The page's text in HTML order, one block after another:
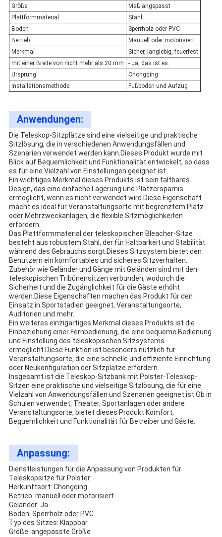
Größe
Maß angepasst
Plattformmaterial
Stahl
Boden
Sperrholz oder PVC
Betrieb
Manuell oder motorisiert
Merkmal
Sicher, langlebig, feuerfest
mit einer Breite von nicht mehr als 20 mm
- Ja, das ist es.
Ursprung
Chongqing
Installationsmethode
Fußboden und Aufzug
Anwendungen:
Die Teleskop-Sitzplätze sind eine vielseitige und praktische
Sitzlösung, die in verschiedenen Anwendungsfällen und
Szenarien verwendet werden kann.Dieses Produkt wurde mit
Blick auf Bequemlichkeit und Funktionalität entwickelt, so dass
es für eine Vielzahl von Einstellungen geeignet ist.
Ein wichtiges Merkmal dieses Produkts ist sein faltbares
Design, das eine einfache Lagerung und Platzersparnis
ermöglicht, wenn es nicht verwendet wird.Diese Eigenschaft
macht es ideal für Veranstaltungsorte mit begrenztem Platz
oder Mehrzweckanlagen, die flexible Sitzmöglichkeiten
erfordern.
Das Plattformmaterial der teleskopischen Bleacher-Sitze
besteht aus robustem Stahl, der für Haltbarkeit und Stabilität
während des Gebrauchs sorgt.Dieses Sitzsystem bietet den
Benutzern ein komfortables und sicheres Sitzverhalten..
Zubehör wie Geländer und Gänge mit Geländen sind mit den
teleskopischen Tribünensitzen verbunden, wodurch die
Sicherheit und die Zugänglichkeit für die Gäste erhöht
werden.Diese Eigenschaften machen das Produkt für den
Einsatz in Sportstadien geeignet, Veranstaltungsorte,
Auditorien und mehr.
Ein weiteres einzigartiges Merkmal dieses Produkts ist die
Einbeziehung einer Fernbedienung, die eine bequeme Bedienung
und Einstellung des teleskopischen Sitzsystems
ermöglicht.Diese Funktion ist besonders nützlich für
Veranstaltungsorte, die eine schnelle und effiziente Einrichtung
oder Neukonfiguration der Sitzplätze erfordern.
Insgesamt ist die Teleskop-Sitzbank mit Polster-Teleskop-
Sitzen eine praktische und vielseitige Sitzlösung, die für eine
Vielzahl von Anwendungsfällen und Szenarien geeignet ist.Ob in
Schulen verwendet, Theater, Sportanlagen oder andere
Veranstaltungsorte, bietet dieses Produkt Komfort,
Bequemlichkeit und Funktionalität für Betreiber und Gäste.
Anpassung:
Dienstleistungen für die Anpassung von Produkten für
Teleskopsitze für Polster:
Herkunftsort: Chongqing
Betrieb: manuell oder motorisiert
Geländer: Ja
Boden: Sperrholz oder PVC
Typ des Sitzes: Klappbar
Größe: angepasste Größe